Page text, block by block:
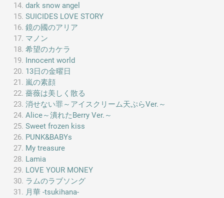
dark snow angel
SUICIDES LOVE STORY
鏡の國のアリア
マノン
希望のカケラ
Innocent world
13日の金曜日
嵐の素顔
薔薇は美しく散る
消せない罪～アイスクリーム天ぷらVer.～
Alice～潰れたBerry Ver.～
Sweet frozen kiss
PUNK&BABYs
My treasure
Lamia
LOVE YOUR MONEY
ラムのラブソング
月華 -tsukihana-